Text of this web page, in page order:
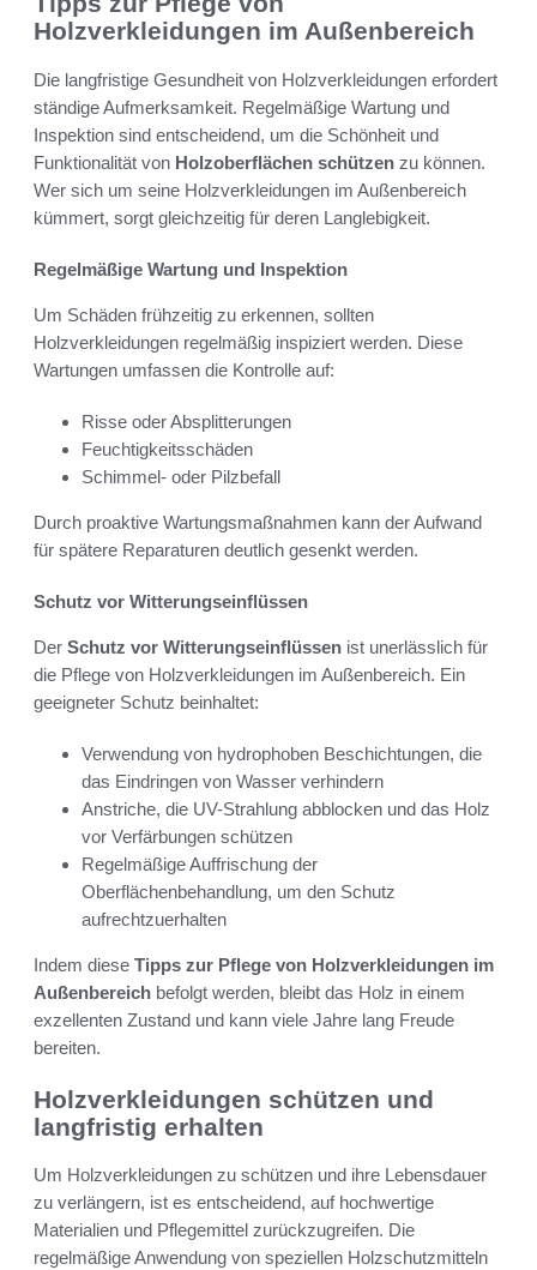
Holzverkleidungen im Außenbereich
Die langfristige Gesundheit von Holzverkleidungen erfordert
ständige Aufmerksamkeit. Regelmäßige Wartung und
Inspektion sind entscheidend, um die Schönheit und
Funktionalität von Holzoberflächen schützen zu können.
Wer sich um seine Holzverkleidungen im Außenbereich
kümmert, sorgt gleichzeitig für deren Langlebigkeit.
Regelmäßige Wartung und Inspektion
Um Schäden frühzeitig zu erkennen, sollten
Holzverkleidungen regelmäßig inspiziert werden. Diese
Wartungen umfassen die Kontrolle auf:
Risse oder Absplitterungen
Feuchtigkeitsschäden
Schimmel- oder Pilzbefall
Durch proaktive Wartungsmaßnahmen kann der Aufwand
für spätere Reparaturen deutlich gesenkt werden.
Schutz vor Witterungseinflüssen
Der Schutz vor Witterungseinflüssen ist unerlässlich für
die Pflege von Holzverkleidungen im Außenbereich. Ein
geeigneter Schutz beinhaltet:
Verwendung von hydrophoben Beschichtungen, die
das Eindringen von Wasser verhindern
Anstriche, die UV-Strahlung abblocken und das Holz
vor Verfärbungen schützen
Regelmäßige Auffrischung der
Oberflächenbehandlung, um den Schutz
aufrechtzuerhalten
Indem diese Tipps zur Pflege von Holzverkleidungen im
Außenbereich befolgt werden, bleibt das Holz in einem
exzellenten Zustand und kann viele Jahre lang Freude
bereiten.
Holzverkleidungen schützen und
langfristig erhalten
Um Holzverkleidungen zu schützen und ihre Lebensdauer
zu verlängern, ist es entscheidend, auf hochwertige
Materialien und Pflegemittel zurückzugreifen. Die
regelmäßige Anwendung von speziellen Holzschutzmitteln